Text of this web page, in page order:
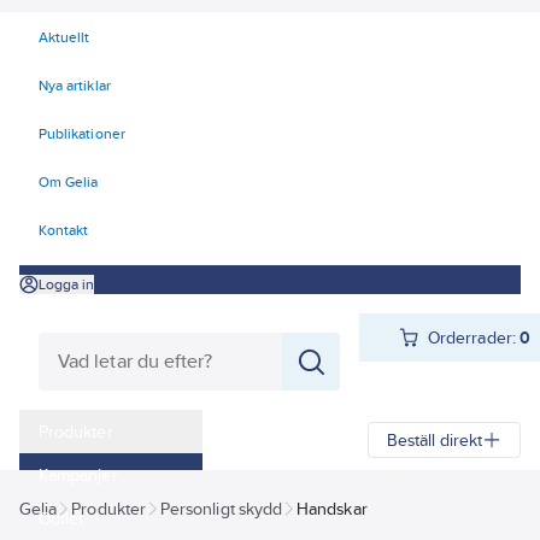
Aktuellt
Nya artiklar
Publikationer
Om Gelia
Kontakt
Logga in
Orderrader:0
Kampanjer
Outlet
Beställ direkt
Gelia Produkter Personligt skydd Handskar